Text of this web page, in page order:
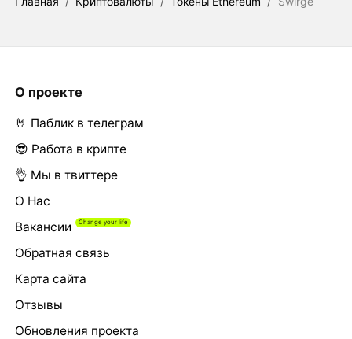
О проекте
🤘 Паблик в телеграм
😎 Работа в крипте
👌 Мы в твиттере
О Нас
Вакансии
Обратная связь
Карта сайта
Отзывы
Обновления проекта